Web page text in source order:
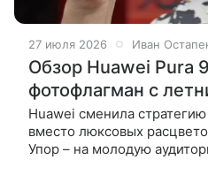
27 июля 2026 Иван
Обзор Huawei Pura
фотофлагман с
Huawei сменила
вместо люксовых
Упор – на молодую